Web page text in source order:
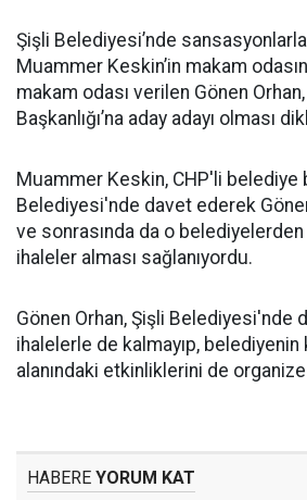
Şişli Belediyesi’nde
Muammer Keskin’in makam
makam odası verilen Gönen
Başkanlığı’na aday adayı olması
Muammer Keskin, CHP'li belediye
Belediyesi'nde davet ederek Gönen
ve sonrasında da o
ihaleler alması sağlanıyordu.
Gönen Orhan, Şişli Belediyesi'nde
ihalelerle de kalmayıp,
alanındaki etkinliklerini de
HABERE YORUM KAT